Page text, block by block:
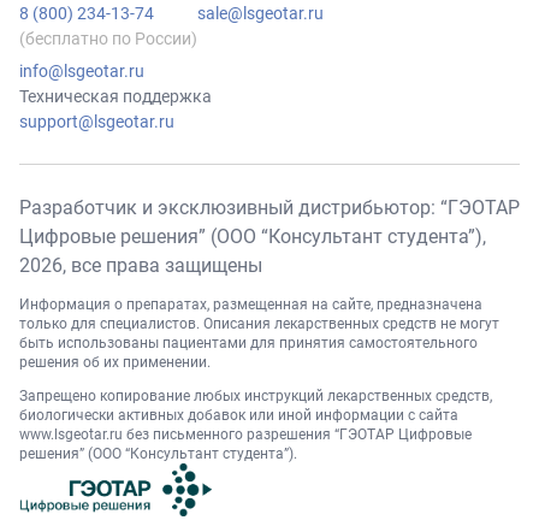
8 (800) 234-13-74
(бесплатно по России)
info@lsgeotar.ru
sale@lsgeotar.ru
Техническая поддержка
support@lsgeotar.ru
Разработчик и эксклюзивный дистрибьютор: “ГЭОТАР
Цифровые решения” (ООО “Консультант студента”),
2026, все права защищены
Информация о препаратах, размещенная на сайте, предназначена
только для специалистов. Описания лекарственных средств не могут
быть использованы пациентами для принятия самостоятельного
решения об их применении.
Запрещено копирование любых инструкций лекарственных средств,
биологически активных добавок или иной информации с сайта
www.lsgeotar.ru без письменного разрешения “ГЭОТАР Цифровые
решения” (ООО “Консультант студента”).